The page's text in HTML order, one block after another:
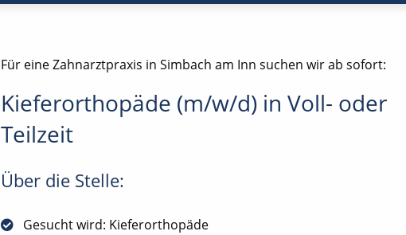
Für eine Zahnarztpraxis in Simbach am Inn suchen wir ab sofort:
Kieferorthopäde (m/w/d) in Voll- oder
Teilzeit
Über die Stelle:
Gesucht wird: Kieferorthopäde